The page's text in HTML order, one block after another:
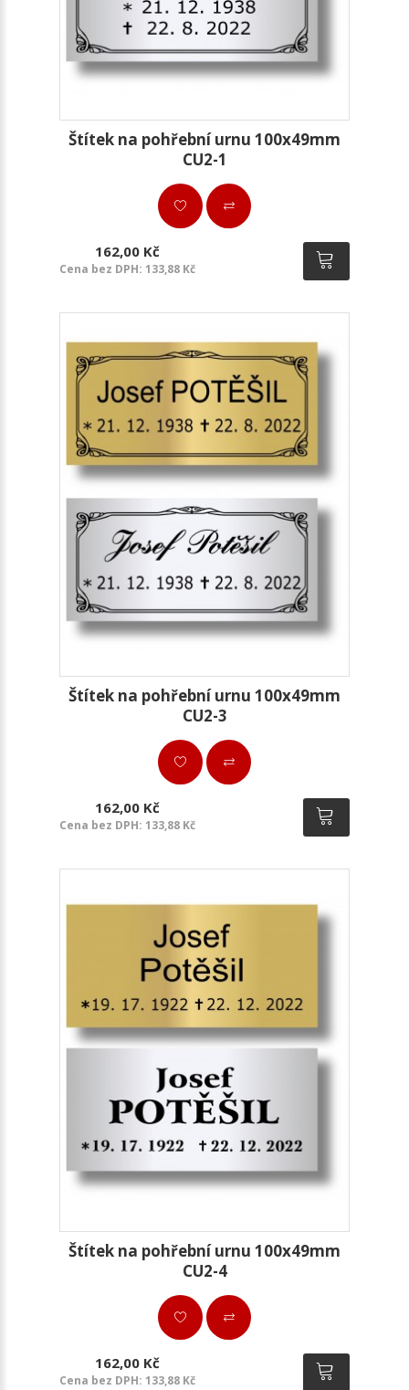
Štítek na pohřební urnu 100x49mm
CU2-1
162,00 Kč
Cena bez DPH: 133,88 Kč
Štítek na pohřební urnu 100x49mm
CU2-3
162,00 Kč
Cena bez DPH: 133,88 Kč
Štítek na pohřební urnu 100x49mm
CU2-4
162,00 Kč
Cena bez DPH: 133,88 Kč